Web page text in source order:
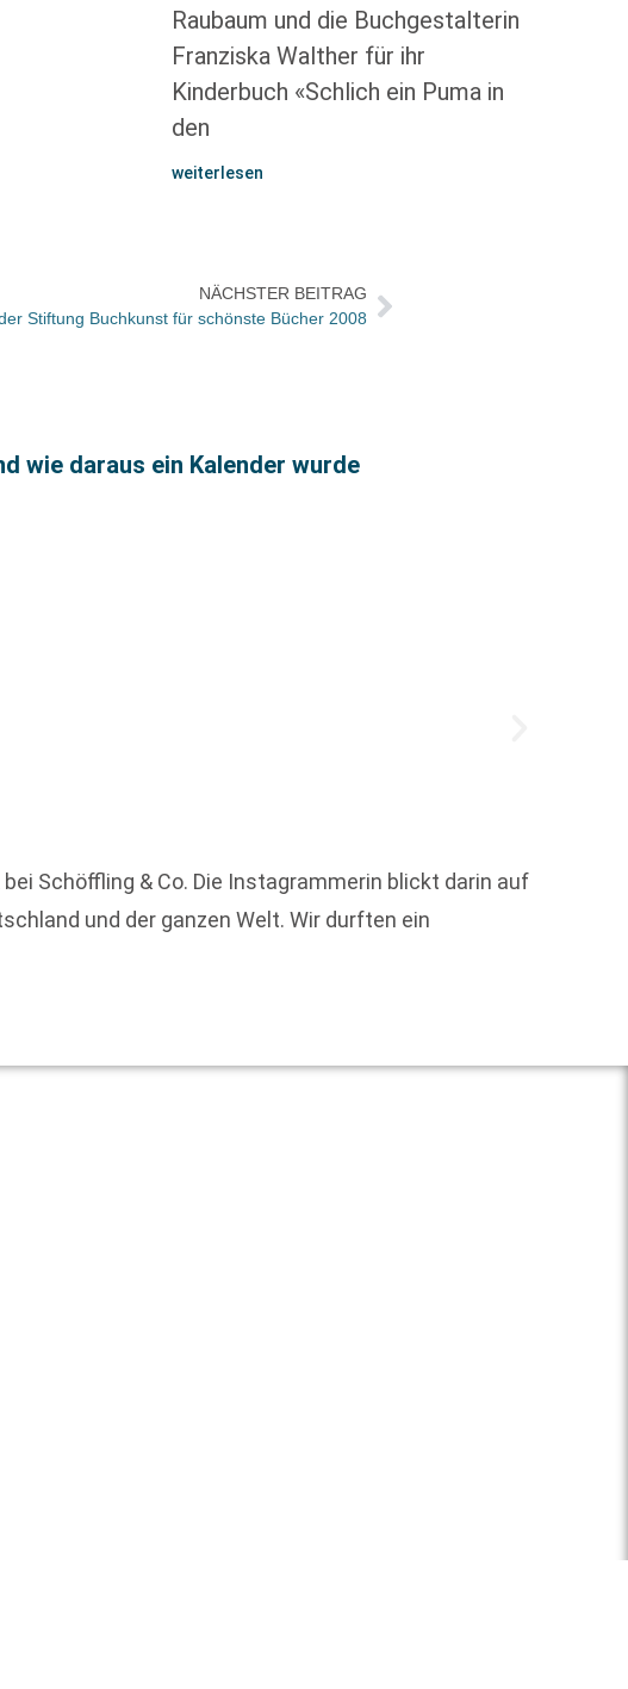
Raubaum und die Buchgestalterin
Franziska Walther für ihr
Kinderbuch «Schlich ein Puma in
den
weiterlesen
NÄCHSTER BEITRAG
Stiftung Buchkunst für schönste Bücher 2008
wie daraus ein Kalender wurde
Schöffling & Co. Die Instagrammerin blickt darin auf
und der ganzen Welt. Wir durften ein